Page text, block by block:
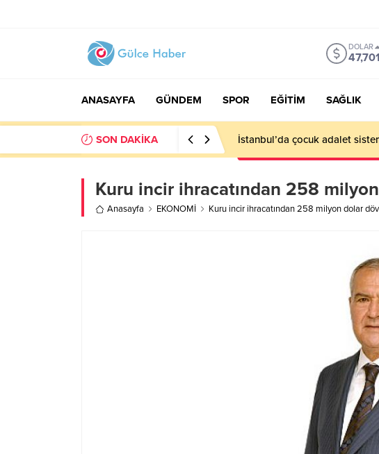
DOLAR
ANASAYFA GÜNDEM SPOR EĞİTİM SAĞLIK
SON DAKİKA İstanbul’da çocuk adalet
Kuru incir ihracatından 258
Anasayfa EKONOMİ Kuru incir ihracatından 258 milyon dolar